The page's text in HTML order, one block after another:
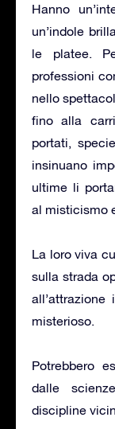
Hanno
un’indole
le platee.
professioni
nello
fino alla
portati,
insinuano
ultime li
al misticismo
La loro viva
sulla strada
misterioso.
Potrebbero
dalle
discipline